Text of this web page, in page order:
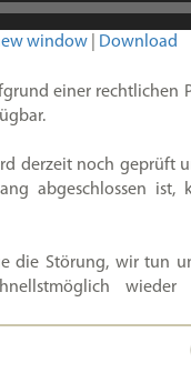
window
Download
einer rechtlichen
derzeit noch geprüft
abgeschlossen ist,
die Störung, wir tun
wieder